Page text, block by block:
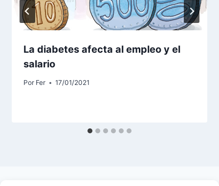
La diabetes afecta al empleo y el
salario
Por Fer 17/01/2021